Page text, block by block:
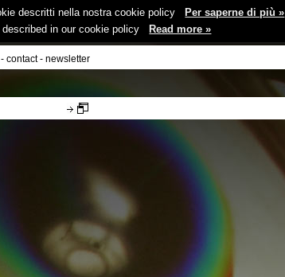
descritti nella nostra cookie policy
Per saperne di più »
in our cookie policy
Read more »
contact- newsletter